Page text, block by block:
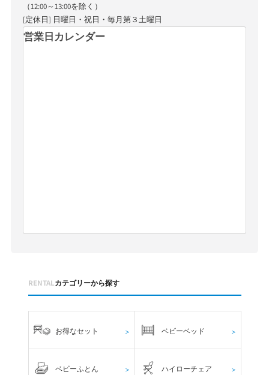
（12:00～13:00を除く）
[定休日] 日曜日・祝日・毎月第３土曜日
営業日カレンダー
RENTALカテゴリーから探す
お得なセット ＞ ベビーベッド ＞
ベビーふとん ＞ ハイローチェア ＞